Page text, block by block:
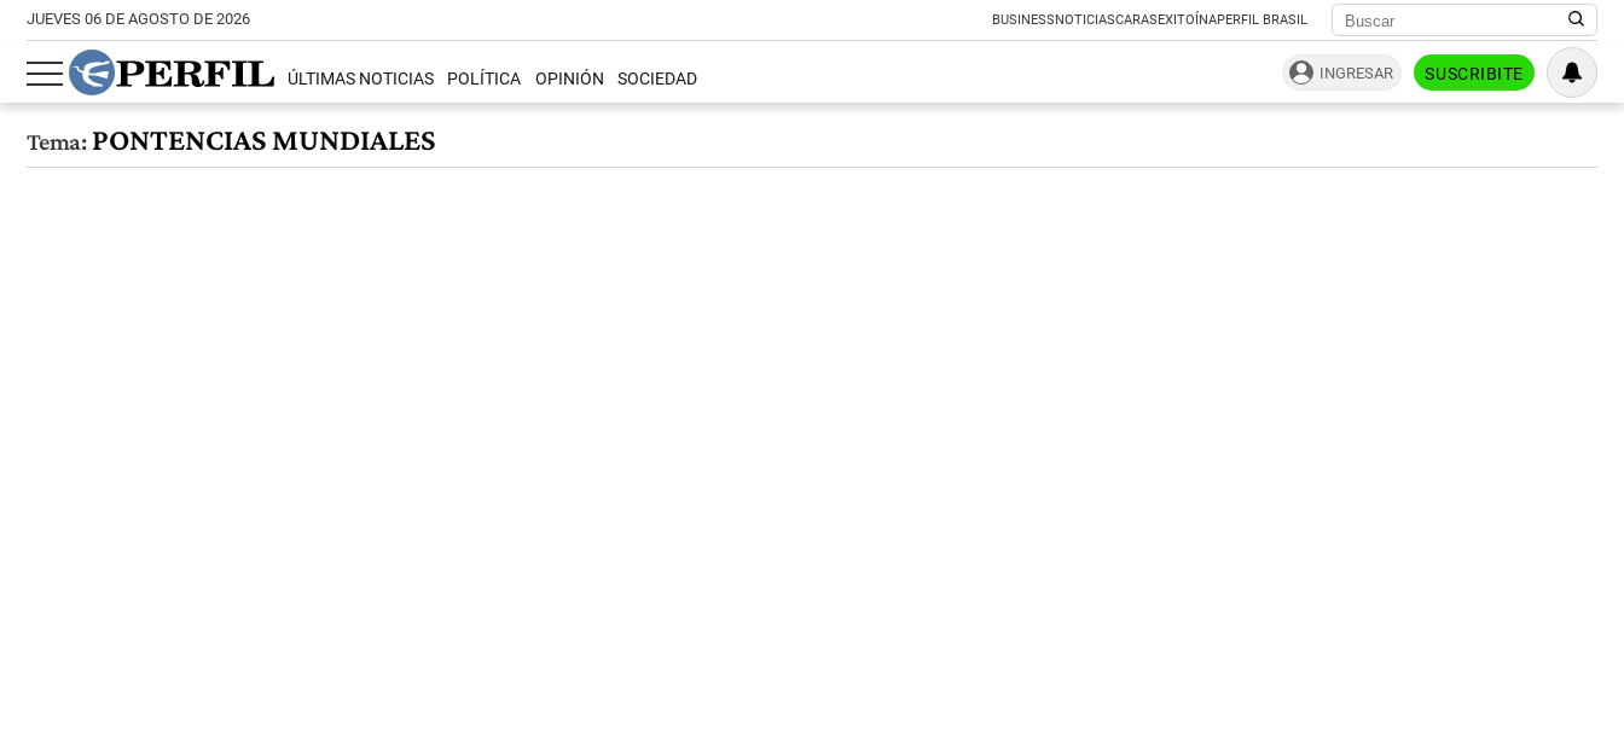
JUEVES 06 DE AGOSTO DE 2026 BUSINESSNOTICIASCARASEXITOÍNAPERFIL BRASIL
ÚLTIMAS NOTICIAS POLÍTICA OPINIÓN SOCIEDAD INGRESAR SUSCRIBITE
Tema:PONTENCIAS MUNDIALES